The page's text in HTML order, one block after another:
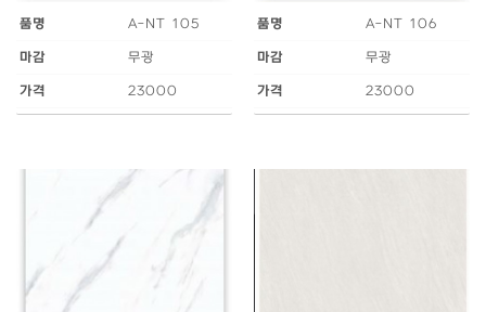
품명 A-NT 105
마감 무광
가격 23000
품명 A-NT 106
마감 무광
가격 23000